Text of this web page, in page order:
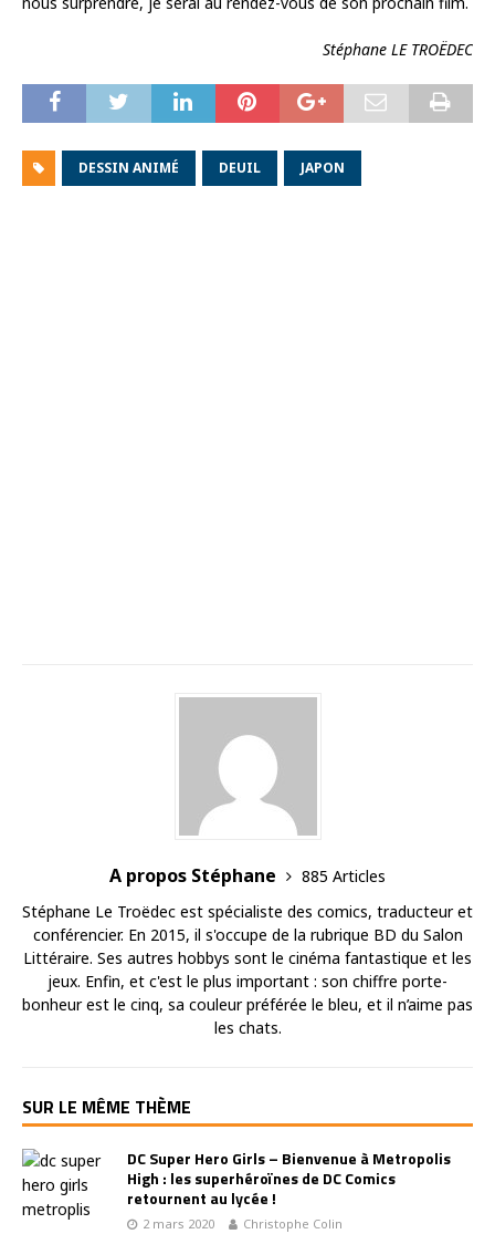
Stéphane LE TROËDEC
DESSIN ANIMÉ DEUIL JAPON
A propos Stéphane
885 Articles
Stéphane Le Troëdec est spécialiste des comics, traducteur et
conférencier. En 2015, il s'occupe de la rubrique BD du Salon
Littéraire. Ses autres hobbys sont le cinéma fantastique et les
jeux. Enfin, et c'est le plus important : son chiffre porte-
bonheur est le cinq, sa couleur préférée le bleu, et il n’aime pas
les chats.
SUR LE MÊME THÈME
DC Super Hero Girls – Bienvenue à Metropolis
High : les superhéroïnes de DC Comics
retournent au lycée !
2 mars 2020 Christophe Colin